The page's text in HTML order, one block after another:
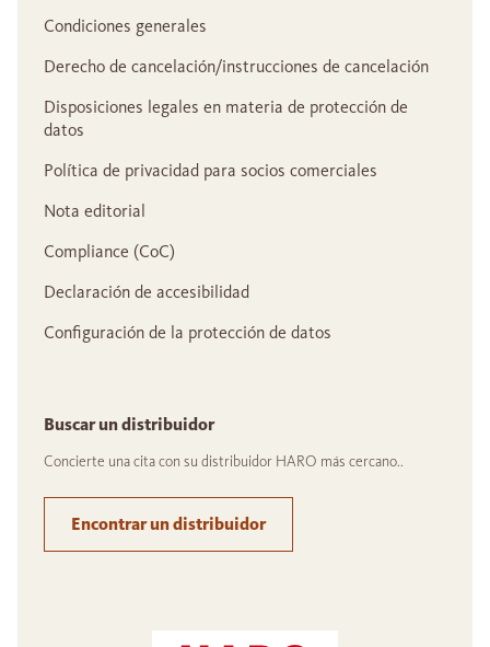
Condiciones generales
Derecho de cancelación/instrucciones de cancelación
Disposiciones legales en materia de protección de
datos
Política de privacidad para socios comerciales
Nota editorial
Compliance (CoC)
Declaración de accesibilidad
Configuración de la protección de datos
Buscar un distribuidor
Concierte una cita con su distribuidor HARO más cercano..
Encontrar un distribuidor